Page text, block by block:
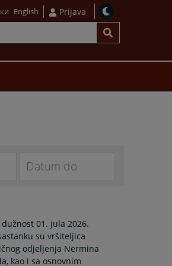
English Prijava
interact
with
the
01. jula 2026.
su vršiteljica
odjeljenja Nermina
kao i sa osnovnim